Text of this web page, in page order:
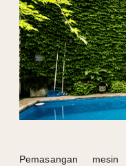
Pemasangan